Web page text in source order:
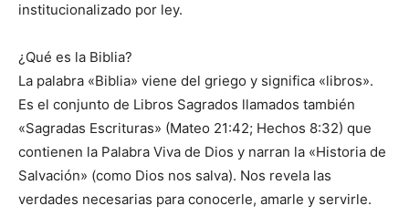
institucionalizado por ley.
¿Qué es la Biblia?
La palabra «Biblia» viene del griego y significa «libros».
Es el conjunto de Libros Sagrados llamados también
«Sagradas Escrituras» (Mateo 21:42; Hechos 8:32) que
contienen la Palabra Viva de Dios y narran la «Historia de
Salvación» (como Dios nos salva). Nos revela las
verdades necesarias para conocerle, amarle y servirle.